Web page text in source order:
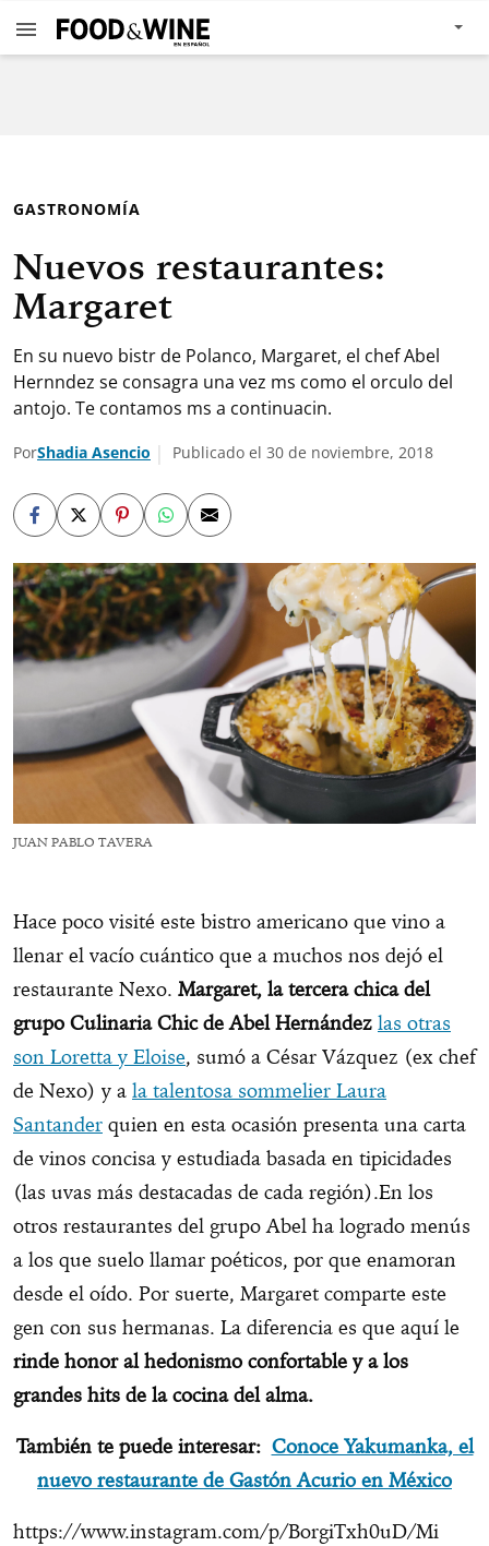
GASTRONOMÍA
Nuevos restaurantes:
Margaret
En su nuevo bistr de Polanco, Margaret, el chef Abel
Hernndez se consagra una vez ms como el orculo del
antojo. Te contamos ms a continuacin.
PorShadia Asencio Publicado el 30 de noviembre, 2018
JUAN PABLO TAVERA
Hace poco visité este bistro americano que vino a
llenar el vacío cuántico que a muchos nos dejó el
restaurante Nexo. Margaret, la tercera chica del
grupo Culinaria Chic de Abel Hernández las otras
son Loretta y Eloise, sumó a César Vázquez (ex chef
de Nexo) y a la talentosa sommelier Laura
Santander quien en esta ocasión presenta una carta
de vinos concisa y estudiada basada en tipicidades
(las uvas más destacadas de cada región).En los
otros restaurantes del grupo Abel ha logrado menús
a los que suelo llamar poéticos, por que enamoran
desde el oído. Por suerte, Margaret comparte este
gen con sus hermanas. La diferencia es que aquí le
rinde honor al hedonismo confortable y a los
grandes hits de la cocina del alma.
También te puede interesar: Conoce Yakumanka, el
nuevo restaurante de Gastón Acurio en México
https://www.instagram.com/p/BorgiTxh0uD/Mi